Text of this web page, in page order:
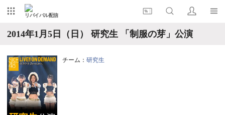
リバイバル配信
2014年1月5日（日） 研究生 「制服の芽」公演
チーム： 研究生